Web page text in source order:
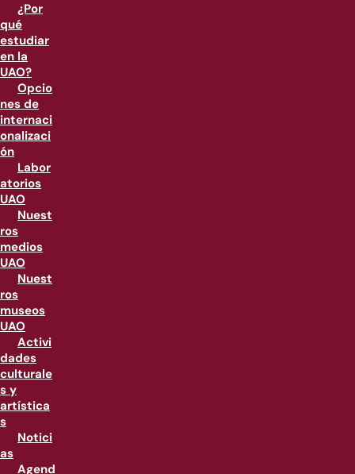
¿Por
qué
estudiar
en la
UAO?
Opcio
nes de
internaci
onalizaci
ón
Labor
atorios
UAO
Nuest
ros
medios
UAO
Nuest
ros
museos
UAO
Activi
dades
culturale
s y
artística
s
Notici
as
Agend